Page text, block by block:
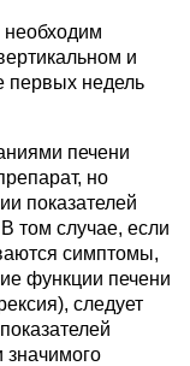
и
первых недель
печени
но
показателей
том случае, если
симптомы,
функции печени
следует
значимого